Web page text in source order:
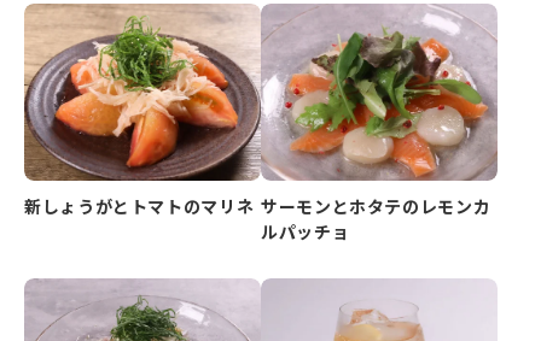
新しょうがとトマトのマリネ サーモンとホタテのレモンカ
ルパッチョ